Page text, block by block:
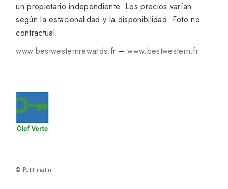
un propietario independiente. Los precios varían
según la estacionalidad y la disponibilidad. Foto no
contractual.
www.bestwesternrewards.fr –www.bestwestern.fr
© Petit matin